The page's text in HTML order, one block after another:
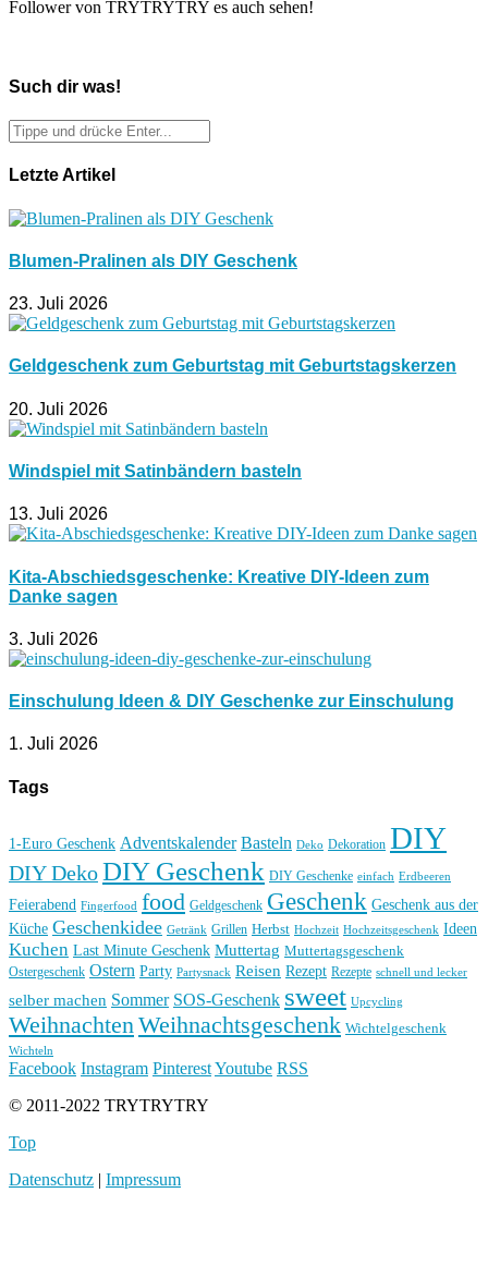
Follower von TRYTRYTRY es auch sehen!
Such dir was!
Letzte Artikel
Blumen-Pralinen als DIY Geschenk
23. Juli 2026
Geldgeschenk zum Geburtstag mit Geburtstagskerzen
20. Juli 2026
Windspiel mit Satinbändern basteln
13. Juli 2026
Kita-Abschiedsgeschenke: Kreative DIY-Ideen zum
Danke sagen
3. Juli 2026
Einschulung Ideen & DIY Geschenke zur Einschulung
1. Juli 2026
Tags
1-Euro Geschenk Adventskalender Basteln Deko Dekoration DIY
DIY DekoDIY Geschenk DIY Geschenke einfach Erdbeeren
Feierabend Fingerfood food Geldgeschenk Geschenk Geschenk aus der
Küche Geschenkidee Getränk Grillen Herbst Hochzeit Hochzeitsgeschenk Ideen
Kuchen Last Minute Geschenk Muttertag Muttertagsgeschenk
Ostergeschenk Ostern Party Partysnack Reisen Rezept Rezepte schnell und lecker
selber machen Sommer SOS-Geschenk sweet Upcycling
WeihnachtenWeihnachtsgeschenk Wichtelgeschenk
Wichteln
Facebook Instagram PinterestYoutube RSS
© 2011-2022 TRYTRYTRY
Top
Datenschutz | Impressum